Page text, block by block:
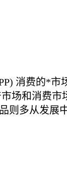
消费的*市
场和消费市
则多从发展